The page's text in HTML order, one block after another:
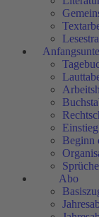
Beginn
Abo